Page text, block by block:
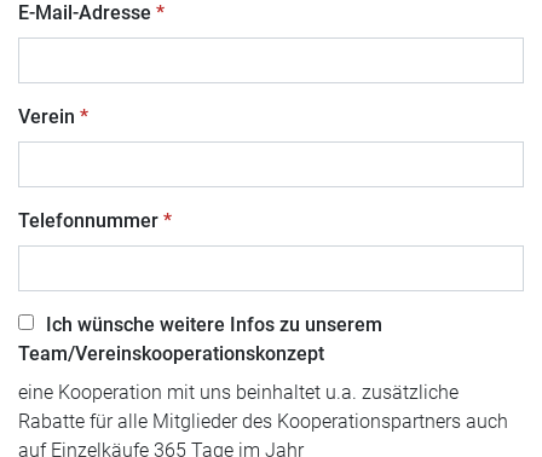
E-Mail-Adresse
Verein
Telefonnummer
Ich wünsche weitere Infos zu unserem
Team/Vereinskooperationskonzept
eine Kooperation mit uns beinhaltet u.a. zusätzliche
Rabatte für alle Mitglieder des Kooperationspartners auch
auf Einzelkäufe 365 Tage im Jahr